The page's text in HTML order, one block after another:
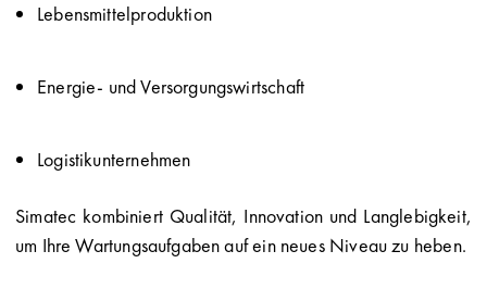
Lebensmittelproduktion
Energie- und Versorgungswirtschaft
Logistikunternehmen
Simatec kombiniert Qualität, Innovation und Langlebigkeit,
um Ihre Wartungsaufgaben auf ein neues Niveau zu heben.